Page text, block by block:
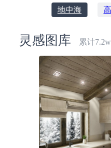
地中海
灵感图库 累计